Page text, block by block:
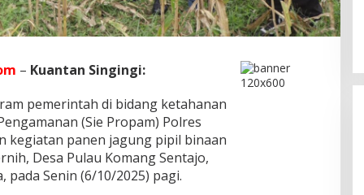
– Kuantan Singingi:
pemerintah di bidang ketahanan
(Sie Propam) Polres
kegiatan panen jagung pipil binaan
Desa Pulau Komang Sentajo,
pada Senin (6/10/2025) pagi.